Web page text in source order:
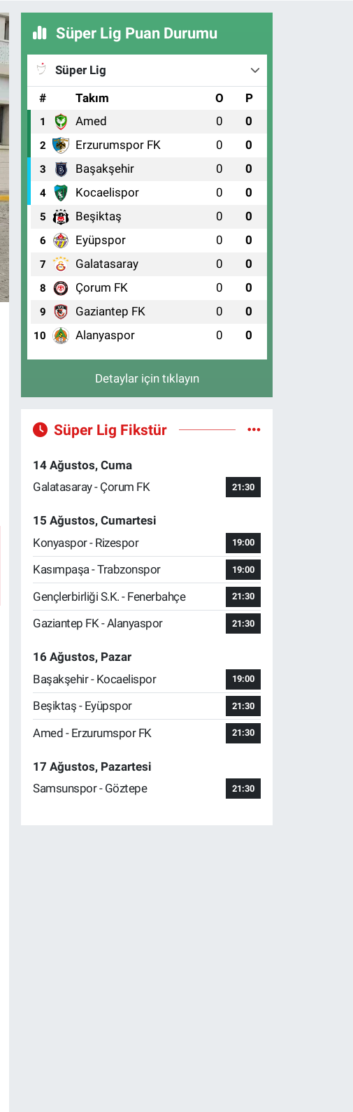
Süper Lig Puan Durumu
Süper Lig
#
Takım O P
1 Amed 0 0
2 Erzurumspor FK 0 0
3 Başakşehir 0 0
4 Kocaelispor 0 0
5 Beşiktaş 0 0
6 Eyüpspor 0 0
7 Galatasaray 0 0
8 Çorum FK 0 0
9 Gaziantep FK 0 0
10 Alanyaspor 0 0
Detaylar için tıklayın
Süper Lig Fikstür
14 Ağustos, Cuma
Galatasaray - Çorum FK
21:30
15 Ağustos, Cumartesi
Konyaspor - Rizespor
19:00
Kasımpaşa - Trabzonspor 19:00
Gençlerbirliği S.K. - Fenerbahçe 21:30
Gaziantep FK - Alanyaspor 21:30
16 Ağustos, Pazar
Başakşehir - Kocaelispor
19:00
Beşiktaş - Eyüpspor 21:30
Amed - Erzurumspor FK 21:30
17 Ağustos, Pazartesi
Samsunspor - Göztepe
21:30